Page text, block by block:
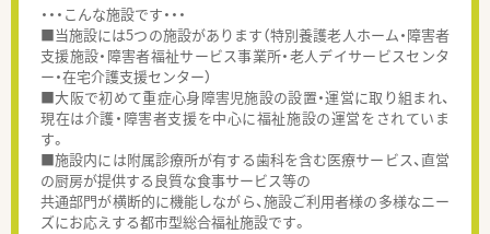
・・・こんな施設です・・・
■当施設には5つの施設があります（特別養護老人ホーム・障害者
支援施設・障害者福祉サービス事業所・老人デイサービスセンタ
ー・在宅介護支援センター）
■大阪で初めて重症心身障害児施設の設置・運営に取り組まれ、
現在は介護・障害者支援を中心に福祉施設の運営をされていま
す。
■施設内には附属診療所が有する歯科を含む医療サービス、直営
の厨房が提供する良質な食事サービス等の
共通部門が横断的に機能しながら、施設ご利用者様の多様なニー
ズにお応えする都市型総合福祉施設です。